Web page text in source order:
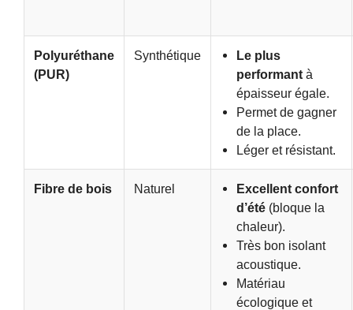
Polyuréthane
(PUR)
Synthétique
Le plus
performant à
épaisseur égale.
Permet de gagner
de la place.
Léger et résistant.
Fibre de bois Naturel
Excellent confort
d’été (bloque la
chaleur).
Très bon isolant
acoustique.
Matériau
écologique et